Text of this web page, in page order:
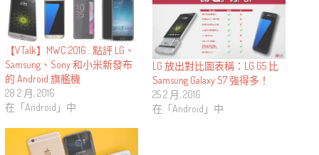
【VTalk】MWC 2016 : 點評 LG、
Samsung、Sony 和小米新發布
的 Andr​​​​oid 旗艦機
28 2 月, 2016
在「Android」中
LG 放出對比圖表稱：LG G5 比
Samsung Galaxy S7 強得多！
25 2 月, 2016
在「Android」中